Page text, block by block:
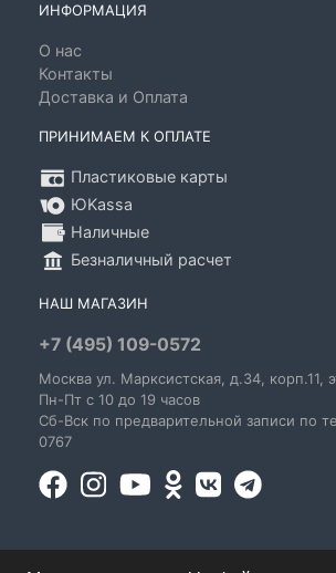
ИНФОРМАЦИЯ
О нас
Контакты
Доставка и Оплата
ПРИНИМАЕМ К ОПЛАТЕ
Пластиковые карты
ЮKassa
Наличные
Безналичный расчет
НАШ МАГАЗИН
+7 (495) 109-0572
Москва ул. Марксистская, д.34, корп.11,
Пн-Пт c 10 до 19 часов
Сб-Вск по предварительной записи по
0767